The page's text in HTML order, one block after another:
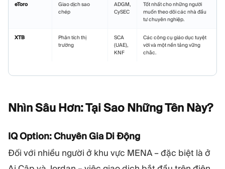
eToro
Giao dịch sao
chép
ADGM,
CySEC
Tốt nhất cho những người
muốn theo dõi các nhà đầu
tư chuyên nghiệp.
XTB
Phân tích thị
trường
SCA
(UAE),
KNF
Các công cụ giáo dục tuyệt
vời và một nền tảng vững
chắc.
Nhìn Sâu Hơn: Tại Sao Những Tên Này?
IQ Option: Chuyên Gia Di Động
Đối với nhiều người ở khu vực MENA – đặc biệt là ở